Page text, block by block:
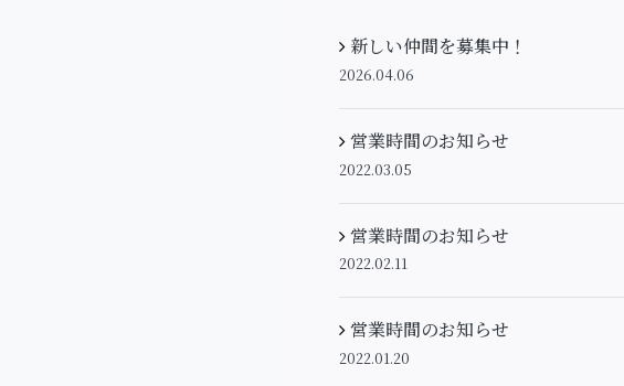
新しい仲間を募集中！
2026.04.06
営業時間のお知らせ
2022.03.05
営業時間のお知らせ
2022.02.11
営業時間のお知らせ
2022.01.20